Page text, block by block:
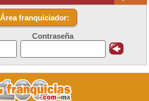
Área franquiciador:
Contraseña